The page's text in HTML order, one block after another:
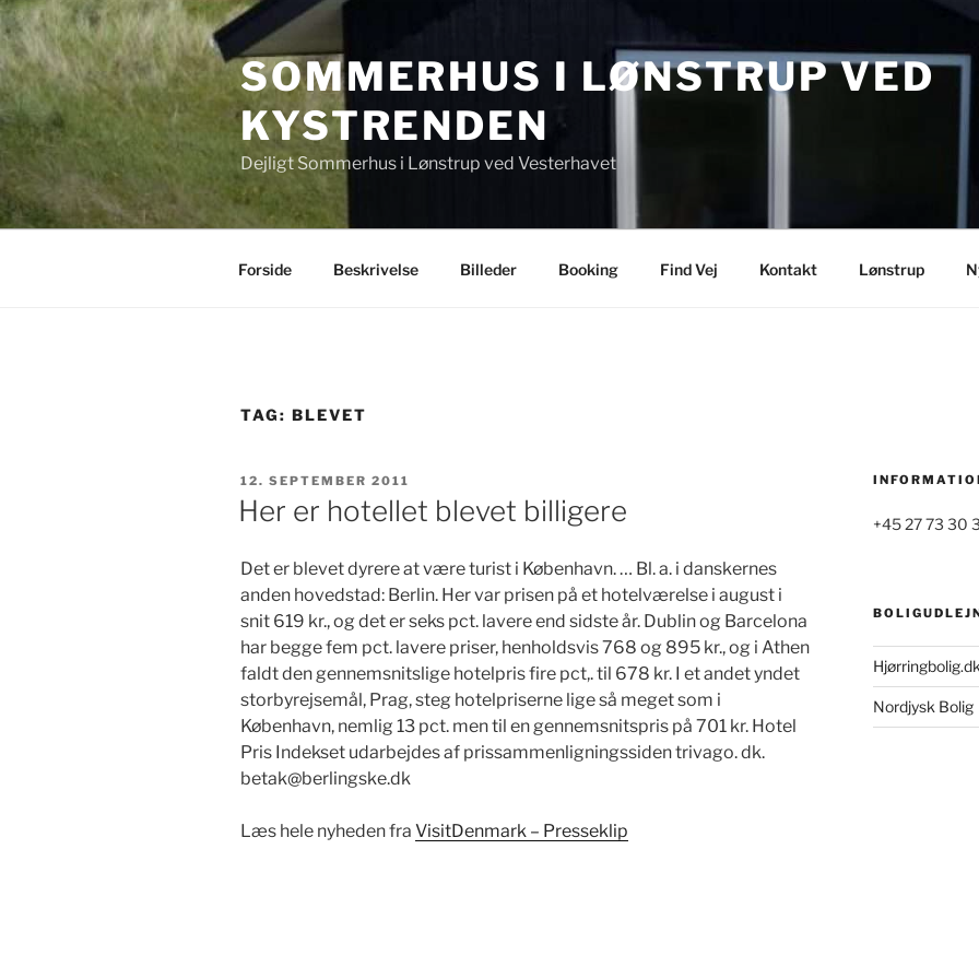
Videre
til
indhold
SOMMERHUS I LØNSTRUP VED
KYSTRENDEN
Dejligt Sommerhus i Lønstrup ved Vesterhavet
Forside Beskrivelse Billeder Booking Find Vej Kontakt Lønstrup
TAG: BLEVET
UDGIVET
DEN
12. SEPTEMBER 2011
Her er hotellet blevet billigere
Det er blevet dyrere at være turist i København. … Bl. a. i danskernes
anden hovedstad: Berlin. Her var prisen på et hotelværelse i august i
snit 619 kr., og det er seks pct. lavere end sidste år. Dublin og Barcelona
har begge fem pct. lavere priser, henholdsvis 768 og 895 kr., og i Athen
faldt den gennemsnitslige hotelpris fire pct,. til 678 kr. I et andet yndet
storbyrejsemål, Prag, steg hotelpriserne lige så meget som i
København, nemlig 13 pct. men til en gennemsnitspris på 701 kr. Hotel
Pris Indekset udarbejdes af prissammenligningssiden trivago. dk.
betak@berlingske.dk
Læs hele nyheden fra VisitDenmark – Presseklip
+45 27 73 30
Hjørringbolig.dk
Nordjysk Bolig